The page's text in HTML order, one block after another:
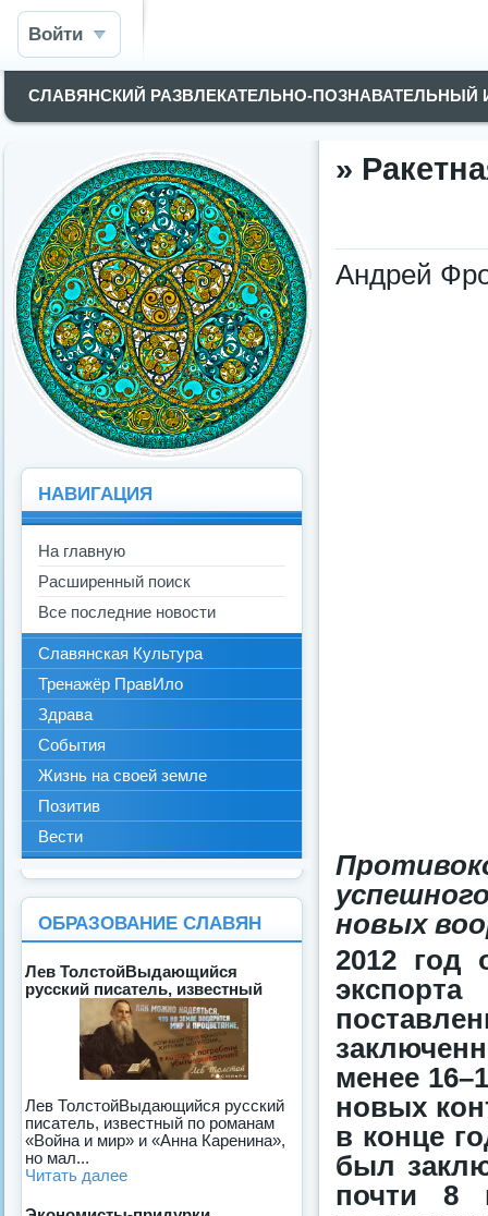
Войти
СЛАВЯНСКИЙ РАЗВЛЕКАТЕЛЬНО-
»
Андрей
новых
2012 год
менее
новых
в конце
был
почти 8
НАВИГАЦИЯ
На главную
Расширенный поиск
Все последние новости
Славянская Культура
Тренажёр ПравИло
Здрава
События
Жизнь на своей земле
Позитив
Вести
ОБРАЗОВАНИЕ СЛАВЯН
Лев ТолстойВыдающийся
русский писатель, известный
Лев ТолстойВыдающийся русский
писатель, известный по романам
«Война и мир» и «Анна Каренина»,
но мал...
Читать далее